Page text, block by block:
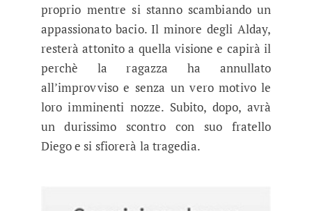
proprio mentre si stanno scambiando un
appassionato bacio. Il minore degli Alday,
resterà attonito a quella visione e capirà il
perchè la ragazza ha annullato
all’improvviso e senza un vero motivo le
loro imminenti nozze. Subito, dopo, avrà
un durissimo scontro con suo fratello
Diego e si sfiorerà la tragedia.